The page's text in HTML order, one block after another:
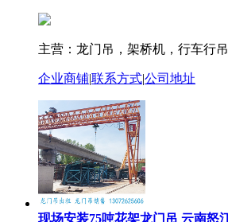
主营：龙门吊，架桥机，行车行吊
企业商铺|联系方式|公司地址
现场安装75吨花架龙门吊 云南怒